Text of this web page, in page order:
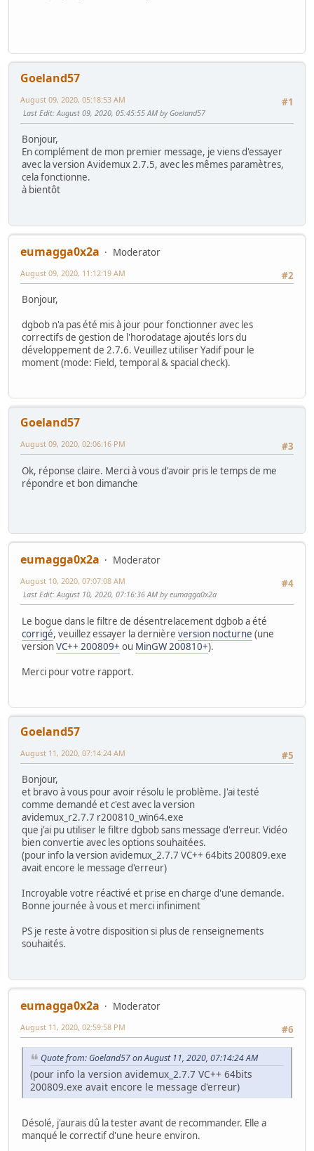
Goeland57
#1
August 09, 2020, 05:18:53 AM
Last Edit: August 09, 2020, 05:45:55 AM by Goeland57
Bonjour,
En complément de mon premier message, je viens d'essayer
avec la version Avidemux 2.7.5, avec les mêmes paramètres,
cela fonctionne.
à bientôt
eumagga0x2a
Moderator
#2
August 09, 2020, 11:12:19 AM
Bonjour,
dgbob n'a pas été mis à jour pour fonctionner avec les
correctifs de gestion de l'horodatage ajoutés lors du
développement de 2.7.6. Veuillez utiliser Yadif pour le
moment (mode: Field, temporal & spacial check).
Goeland57
#3
August 09, 2020, 02:06:16 PM
Ok, réponse claire. Merci à vous d'avoir pris le temps de me
répondre et bon dimanche
eumagga0x2a
Moderator
#4
August 10, 2020, 07:07:08 AM
Last Edit: August 10, 2020, 07:16:36 AM by eumagga0x2a
Le bogue dans le filtre de désentrelacement dgbob a été
corrigé, veuillez essayer la dernière version nocturne (une
versionVC++ 200809+ ou MinGW 200810+).
Merci pour votre rapport.
Goeland57
#5
August 11, 2020, 07:14:24 AM
Bonjour,
et bravo à vous pour avoir résolu le problème. J'ai testé
comme demandé et c'est avec la version
avidemux_r2.7.7 r200810_win64.exe
que j'ai pu utiliser le filtre dgbob sans message d'erreur. Vidéo
bien convertie avec les options souhaitées.
(pour info la version avidemux_2.7.7 VC++ 64bits 200809.exe
avait encore le message d'erreur)
Incroyable votre réactivé et prise en charge d'une demande.
Bonne journée à vous et merci infiniment
PS je reste à votre disposition si plus de renseignements
souhaités.
eumagga0x2a
Moderator
#6
August 11, 2020, 02:59:58 PM
Quote from: Goeland57 on August 11, 2020, 07:14:24 AM
(pour info la version avidemux_2.7.7 VC++ 64bits
200809.exe avait encore le message d'erreur)
Désolé, j'aurais dû la tester avant de recommander. Elle a
manqué le correctif d'une heure environ.